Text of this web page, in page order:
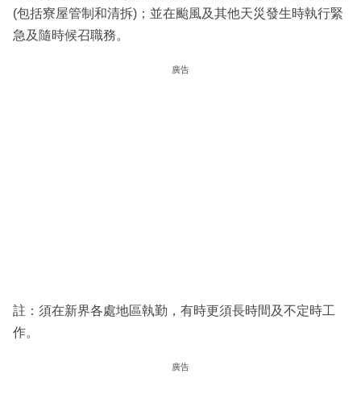
(包括寮屋管制和清拆)；並在颱風及其他天災發生時執行緊
急及隨時候召職務。
廣告
註：須在新界各處地區執勤，有時更須長時間及不定時工
作。
廣告